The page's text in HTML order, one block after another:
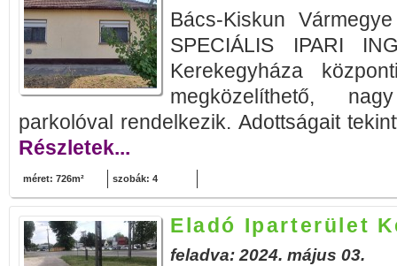
Bács-Kiskun
SPECIÁLIS IPARI
Kerekegyháza
megközelíthető,
parkolóval rendelkezik. Adottságait
Részletek...
méret: 726m² szobák: 4
Eladó Iparterület
feladva: 2024. május 03.